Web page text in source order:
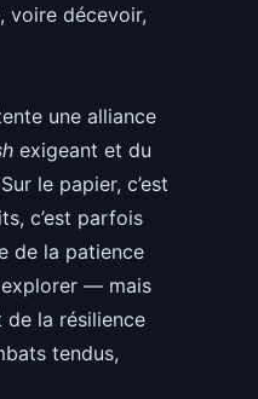
voire décevoir,
une alliance
exigeant et du
Sur le papier, c’est
c’est parfois
de la patience
— mais
de la résilience
tendus,